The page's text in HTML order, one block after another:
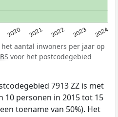
2020 2021 2022 2023 2024
aantal inwoners per jaar op
voor het postcodegebied
7913 ZZ is met
10 personen in 2015 tot 15
toename van 50%). Het